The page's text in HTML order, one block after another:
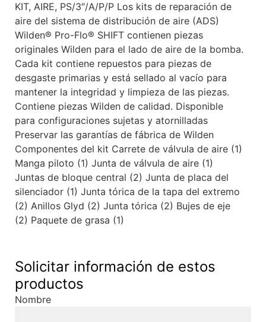
KIT, AIRE, PS/3″/A/P/P Los kits de reparación de
aire del sistema de distribución de aire (ADS)
Wilden® Pro-Flo® SHIFT contienen piezas
originales Wilden para el lado de aire de la bomba.
Cada kit contiene repuestos para piezas de
desgaste primarias y está sellado al vacío para
mantener la integridad y limpieza de las piezas.
Contiene piezas Wilden de calidad. Disponible
para configuraciones sujetas y atornilladas
Preservar las garantías de fábrica de Wilden
Componentes del kit Carrete de válvula de aire (1)
Manga piloto (1) Junta de válvula de aire (1)
Juntas de bloque central (2) Junta de placa del
silenciador (1) Junta tórica de la tapa del extremo
(2) Anillos Glyd (2) Junta tórica (2) Bujes de eje
(2) Paquete de grasa (1)
Solicitar información de estos
productos
Nombre